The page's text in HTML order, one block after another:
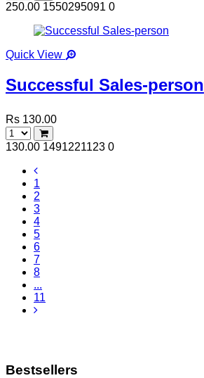
250.00 1550295091 0
Quick View
Successful Sales-person
Rs 130.00
130.00 1491221123 0
1
2
3
4
5
6
7
8
...
11
Bestsellers